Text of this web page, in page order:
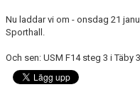
Nu laddar vi om - onsdag 21
Sporthall.
Och sen: USM F14 steg 3 i Täby